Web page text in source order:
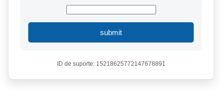
submit
ID de suporte: 15218625772147678891